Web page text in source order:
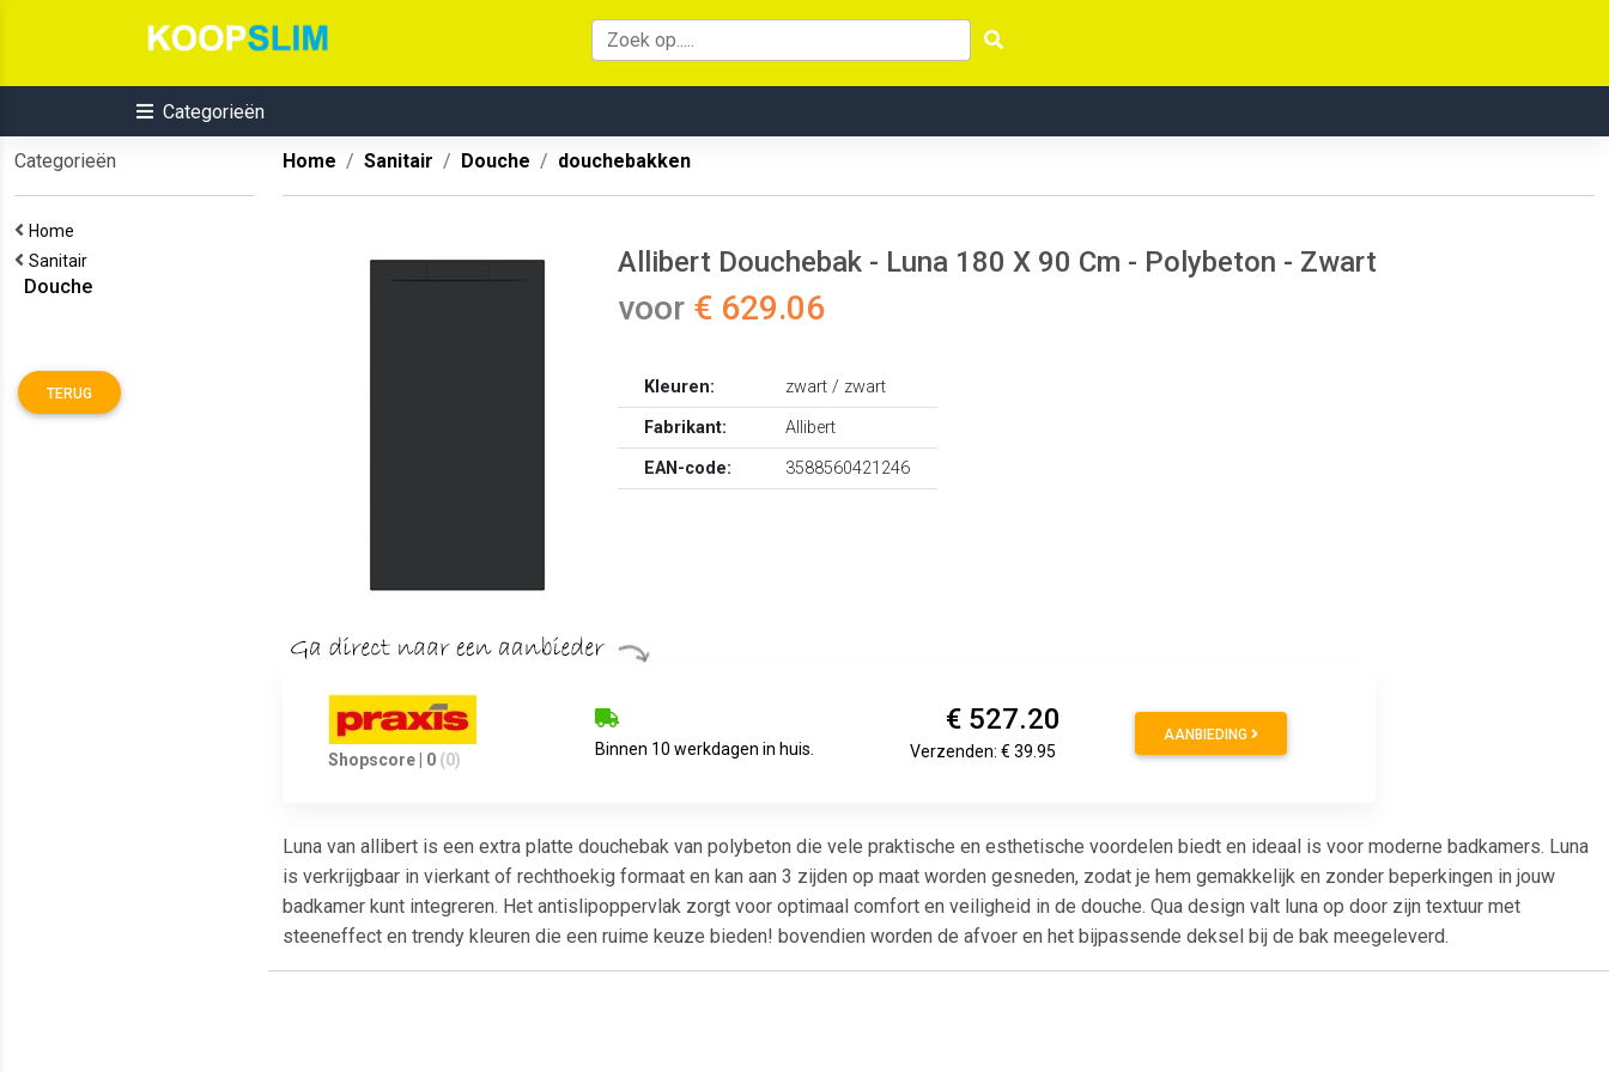
Categorieën
Categorieën
Home
Sanitair
Douche
TERUG
Home Sanitair Douche douchebakken
Allibert Douchebak - Luna 180 X 90 Cm - Polybeton - Zwart
voor € 629.06
Kleuren:
zwart / zwart
Fabrikant:
Allibert
EAN-code:
3588560421246
Shopscore | 0 (0)
Binnen 10 werkdagen in huis.
€ 527.20
Verzenden: € 39.95
AANBIEDING
Luna van allibert is een extra platte douchebak van polybeton die vele praktische en esthetische voordelen biedt en ideaal is voor moderne badkamers. Luna
is verkrijgbaar in vierkant of rechthoekig formaat en kan aan 3 zijden op maat worden gesneden, zodat je hem gemakkelijk en zonder beperkingen in jouw
badkamer kunt integreren. Het antislipoppervlak zorgt voor optimaal comfort en veiligheid in de douche. Qua design valt luna op door zijn textuur met
steeneffect en trendy kleuren die een ruime keuze bieden! bovendien worden de afvoer en het bijpassende deksel bij de bak meegeleverd.